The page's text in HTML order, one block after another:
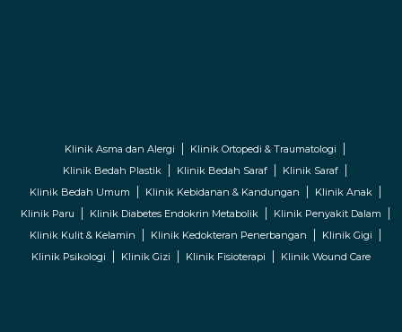
Klinik Asma dan Alergi
Klinik Ortopedi & Traumatologi
Klinik Bedah Plastik
Klinik Bedah Saraf
Klinik Saraf
Klinik Bedah Umum
Klinik Kebidanan & Kandungan
Klinik Anak
Klinik Paru
Klinik Diabetes Endokrin Metabolik
Klinik Penyakit Dalam
Klinik Kulit & Kelamin
Klinik Kedokteran Penerbangan
Klinik Gigi
Klinik Psikologi
Klinik Gizi Klinik Fisioterapi Klinik Wound Care